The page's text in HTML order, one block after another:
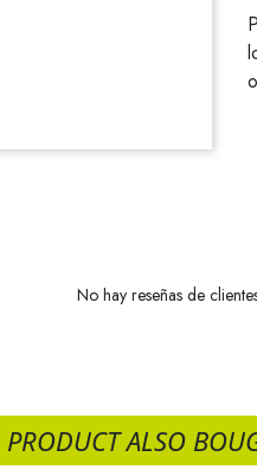
No hay reseñas de
PRODUCT ALSO